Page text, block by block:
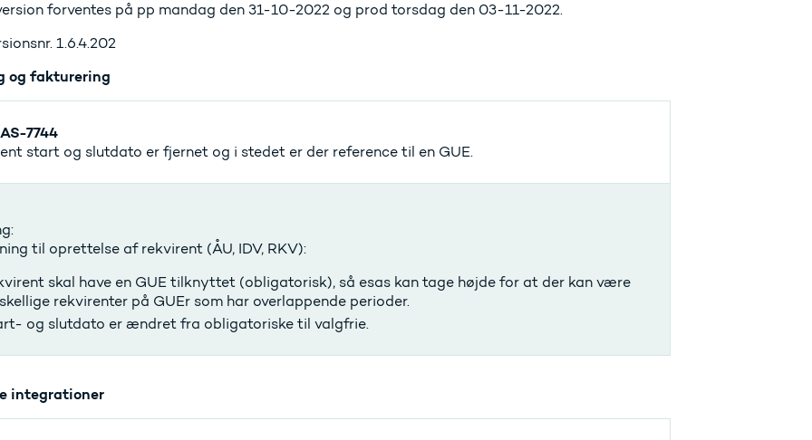
forventes på pp mandag den 31-10-2022 og prod torsdag den 03-11-2022.
1.6.4.202
og fakturering
7744
start og slutdato er fjernet og i stedet er der reference til en GUE.
til oprettelse af rekvirent (ÅU, IDV, RKV):
skal have en GUE tilknyttet (obligatorisk), så esas kan tage højde for at der kan være
rekvirenter på GUEr som har overlappende perioder.
og slutdato er ændret fra obligatoriske til valgfrie.
integrationer